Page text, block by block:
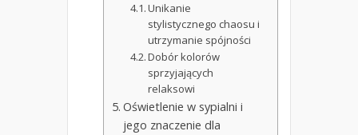
Unikanie
stylistycznego chaosu i
utrzymanie spójności
Dobór kolorów
sprzyjających
relaksowi
Oświetlenie w sypialni i
jego znaczenie dla